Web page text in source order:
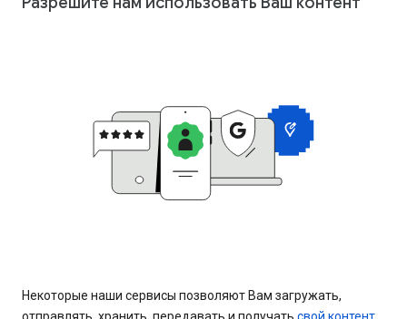
Некоторые наши сервисы позволяют Вам загружать,